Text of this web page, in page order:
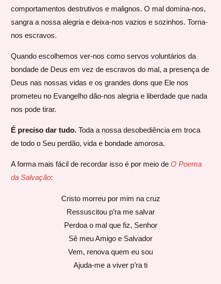
comportamentos destrutivos e malignos. O mal domina-nos,
sangra a nossa alegria e deixa-nos vazios e sozinhos. Torna-
nos escravos.
Quando escolhemos ver-nos como servos voluntários da
bondade de Deus em vez de escravos do mal, a presença de
Deus nas nossas vidas e os grandes dons que Ele nos
prometeu no Evangelho dão-nos alegria e liberdade que nada
nos pode tirar.
É preciso dar tudo. Toda a nossa desobediência em troca
de todo o Seu perdão, vida e bondade amorosa.
A forma mais fácil de recordar isso é por meio deO Poema
da Salvação:
Cristo morreu por mim na cruz
Ressuscitou p’ra me salvar
Perdoa o mal que fiz, Senhor
Sê meu Amigo e Salvador
Vem, renova quem eu sou
Ajuda-me a viver p’ra ti